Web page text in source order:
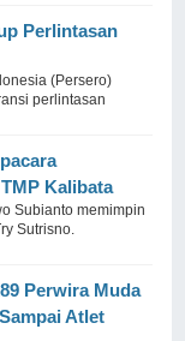
Perlintasan
(Persero)
perlintasan
Kalibata
Subianto memimpin
Sutrisno.
Perwira Muda
Atlet